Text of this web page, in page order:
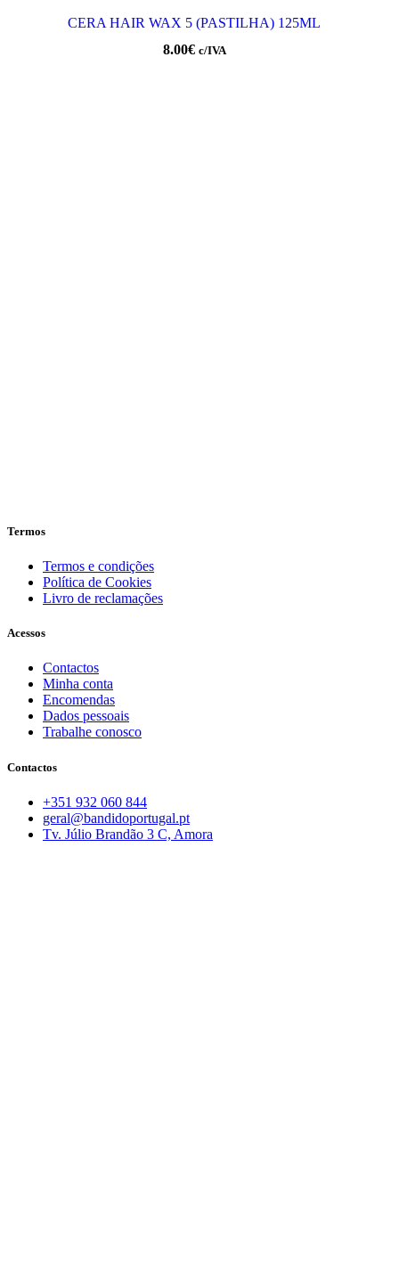
CERA HAIR WAX 5 (PASTILHA) 125ML
8.00€ c/IVA
Termos
Termos e condições
Política de Cookies
Livro de reclamações
Acessos
Contactos
Minha conta
Encomendas
Dados pessoais
Trabalhe conosco
Contactos
+351 932 060 844
geral@bandidoportugal.pt
Tv. Júlio Brandão 3 C, Amora